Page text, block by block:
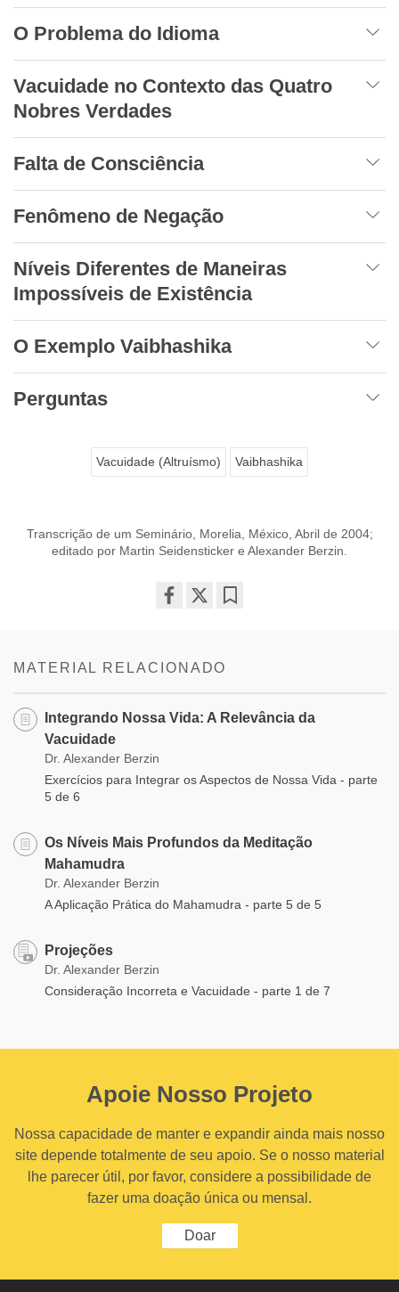
O Problema do Idioma
Vacuidade no Contexto das Quatro
Nobres Verdades
Falta de Consciência
Fenômeno de Negação
Níveis Diferentes de Maneiras
Impossíveis de Existência
O Exemplo Vaibhashika
Perguntas
Vacuidade (Altruísmo) Vaibhashika
Transcrição de um Seminário, Morelia, México, Abril de 2004;
editado por Martin Seidensticker e Alexander Berzin.
MATERIAL RELACIONADO
Integrando Nossa Vida: A Relevância da
Vacuidade
Dr. Alexander Berzin
Exercícios para Integrar os Aspectos de Nossa Vida - parte
5 de 6
Os Níveis Mais Profundos da Meditação
Mahamudra
Dr. Alexander Berzin
A Aplicação Prática do Mahamudra - parte 5 de 5
Projeções
Dr. Alexander Berzin
Consideração Incorreta e Vacuidade - parte 1 de 7
Apoie Nosso Projeto
Nossa capacidade de manter e expandir ainda mais nosso
site depende totalmente de seu apoio. Se o nosso material
lhe parecer útil, por favor, considere a possibilidade de
fazer uma doação única ou mensal.
Doar